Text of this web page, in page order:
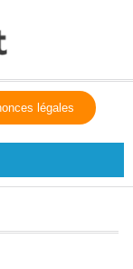
légales